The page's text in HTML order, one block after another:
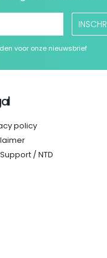
voor onze nieuwsbrief
policy
/ NTD